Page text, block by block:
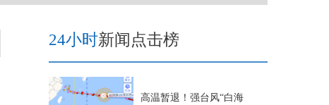
24小时新闻点击榜
高温暂退！强台风“白海